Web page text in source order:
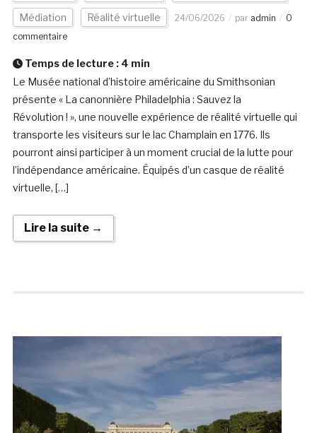
Médiation Réalité virtuelle 24/06/2026 par admin
0
commentaire
Temps de lecture : 4 min
Le Musée national d’histoire américaine du Smithsonian
présente « La canonnière Philadelphia : Sauvez la
Révolution ! », une nouvelle expérience de réalité virtuelle qui
transporte les visiteurs sur le lac Champlain en 1776. Ils
pourront ainsi participer à un moment crucial de la lutte pour
l’indépendance américaine. Équipés d’un casque de réalité
virtuelle, […]
Lire la suite →